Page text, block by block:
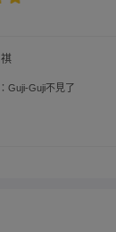
Guji-Guji不見了